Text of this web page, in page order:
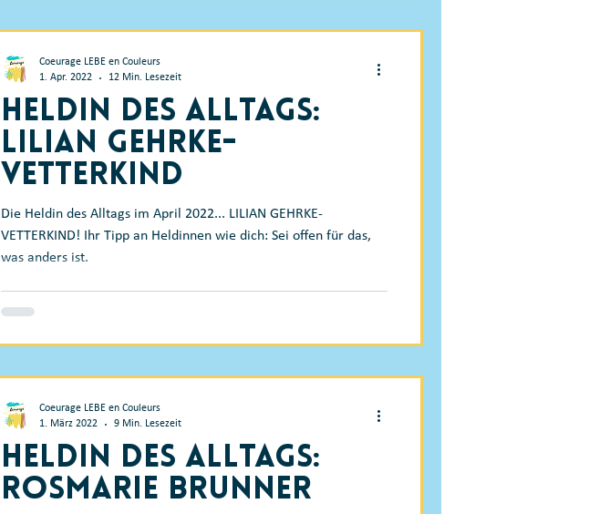
Heldin des Alltags:
Lilian Gehrke-
Vetterkind
Die Heldin des Alltags im April 2022... LILIAN GEHRKE-
VETTERKIND! Ihr Tipp an Heldinnen wie dich: Sei offen für das,
was anders ist.
Coeurage LEBE en Couleurs
1. Apr. 2022
12 Min. Lesezeit
Heldin des Alltags:
Rosmarie Brunner
Coeurage LEBE en Couleurs
1. März 2022
9 Min. Lesezeit